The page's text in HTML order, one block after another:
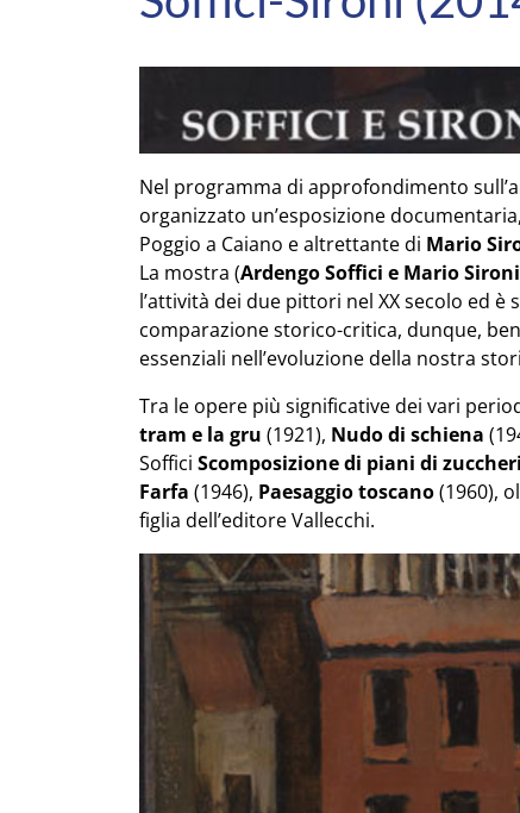
Nel programma di approfondimento
organizzato un’esposizione
Poggio a Caiano e altrettante di Mario
La mostra (Ardengo Soffici e Mario
l’attività dei due pittori nel XX secolo ed
comparazione storico-critica, dunque,
essenziali nell’evoluzione della nostra
Tra le opere più significative dei vari
tram e la gru (1921), Nudo di schiena
Soffici Scomposizione di piani di
Farfa (1946), Paesaggio toscano(1960),
figlia dell’editore Vallecchi.